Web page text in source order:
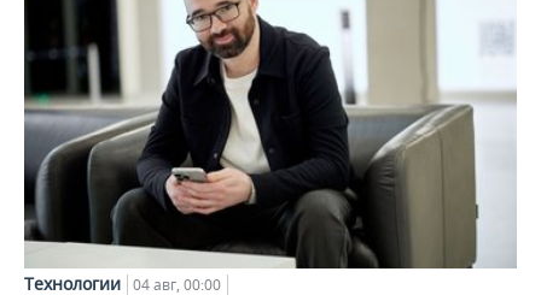
Технологии 04 авг, 00:00